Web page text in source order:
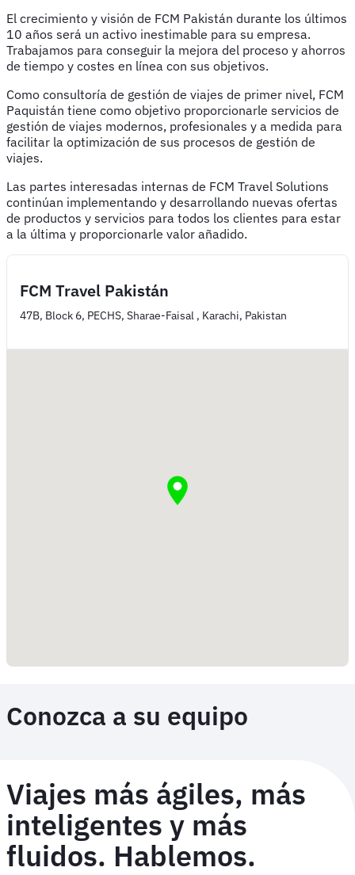
El crecimiento y visión de FCM Pakistán durante los últimos
10 años será un activo inestimable para su empresa.
Trabajamos para conseguir la mejora del proceso y ahorros
de tiempo y costes en línea con sus objetivos.
Como consultoría de gestión de viajes de primer nivel, FCM
Paquistán tiene como objetivo proporcionarle servicios de
gestión de viajes modernos, profesionales y a medida para
facilitar la optimización de sus procesos de gestión de
viajes.
Las partes interesadas internas de FCM Travel Solutions
continúan implementando y desarrollando nuevas ofertas
de productos y servicios para todos los clientes para estar
a la última y proporcionarle valor añadido.
FCM Travel Pakistán
47B, Block 6, PECHS, Sharae-Faisal , Karachi, Pakistan
Conozca a su equipo
Viajes más ágiles, más
inteligentes y más
fluidos. Hablemos.